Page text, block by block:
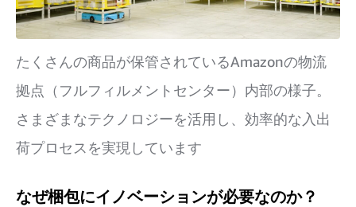
たくさんの商品が保管されているAmazonの物流
拠点（フルフィルメントセンター）内部の様子。
さまざまなテクノロジーを活用し、効率的な入出
荷プロセスを実現しています
なぜ梱包にイノベーションが必要なのか？